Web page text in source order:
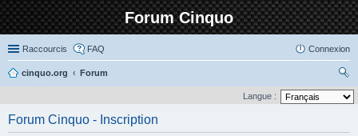
Forum Cinquo
Raccourcis FAQ Connexion
cinquo.org
Forum
ec
ch
Langue :
Forum Cinquo - Inscription